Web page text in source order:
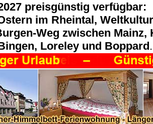
preisgünstig verfügbar:
im Rheintal,
Weg zwischen Mainz,
Loreley und Boppard.